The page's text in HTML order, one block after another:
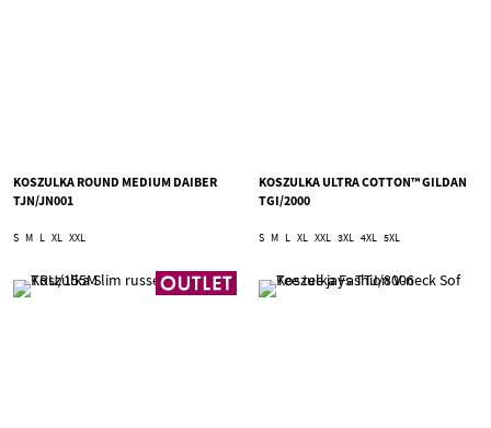
KOSZULKA ROUND MEDIUM DAIBER
TJN/JN001
S M L XL XXL
KOSZULKA ULTRA COTTON™ GILDAN
TGI/2000
S M L XL XXL 3XL 4XL 5XL